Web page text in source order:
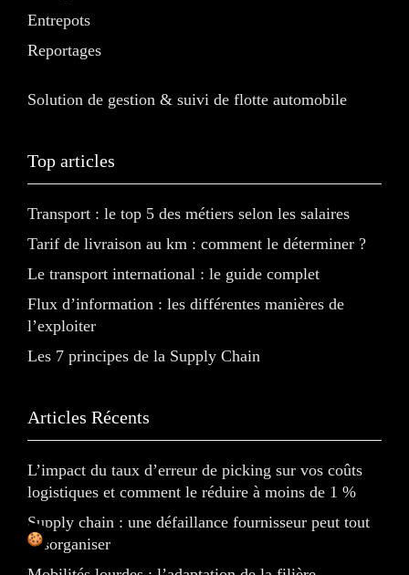
Entrepots
Reportages
Solution de gestion & suivi de flotte automobile
Top articles
Transport : le top 5 des métiers selon les salaires
Tarif de livraison au km : comment le déterminer ?
Le transport international : le guide complet
Flux d’information : les différentes manières de
l’exploiter
Les 7 principes de la Supply Chain
Articles Récents
L’impact du taux d’erreur de picking sur vos coûts
logistiques et comment le réduire à moins de 1 %
Supply chain : une défaillance fournisseur peut tout
désorganiser